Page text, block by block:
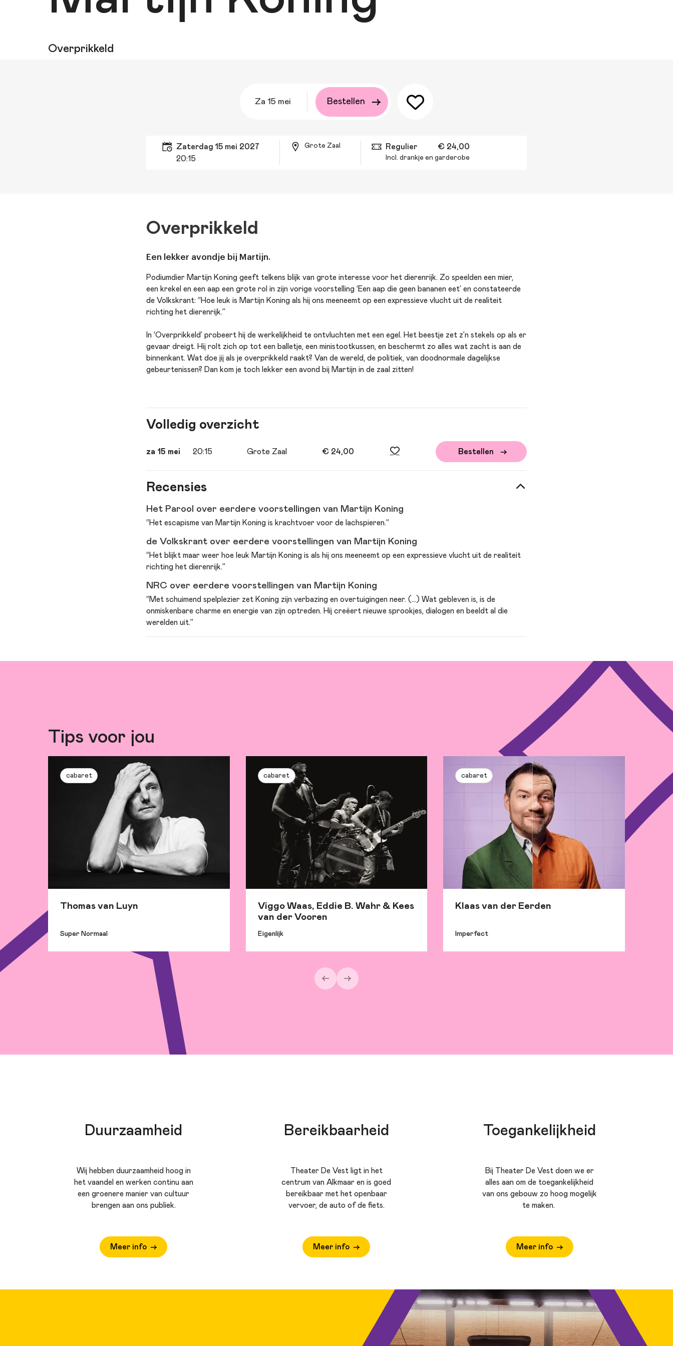
Overprikkeld
za 15 mei Bestellen
zaterdag 15 mei 2027
20:15
Grote Zaal Regulier € 24,00
Incl. drankje en garderobe
Overprikkeld
Een lekker avondje bij Martijn.
Podiumdier Martijn Koning geeft telkens blijk van grote interesse voor het dierenrijk. Zo speelden een mier,
een krekel en een aap een grote rol in zijn vorige voorstelling ‘Een aap die geen bananen eet’ en constateerde
de Volkskrant: “Hoe leuk is Martijn Koning als hij ons meeneemt op een expressieve vlucht uit de realiteit
richting het dierenrijk.”
In ‘Overprikkeld’ probeert hij de werkelijkheid te ontvluchten met een egel. Het beestje zet z’n stekels op als er
gevaar dreigt. Hij rolt zich op tot een balletje, een ministootkussen, en beschermt zo alles wat zacht is aan de
binnenkant. Wat doe jij als je overprikkeld raakt? Van de wereld, de politiek, van doodnormale dagelijkse
gebeurtenissen? Dan kom je toch lekker een avond bij Martijn in de zaal zitten!
Volledig overzicht
za 15 mei 20:15 Grote Zaal € 24,00 Bestellen
Recensies
Het Parool over eerdere voorstellingen van Martijn Koning
“Het escapisme van Martijn Koning is krachtvoer voor de lachspieren.”
de Volkskrant over eerdere voorstellingen van Martijn Koning
“Het blijkt maar weer hoe leuk Martijn Koning is als hij ons meeneemt op een expressieve vlucht uit de realiteit
richting het dierenrijk.”
NRC over eerdere voorstellingen van Martijn Koning
“Met schuimend spelplezier zet Koning zijn verbazing en overtuigingen neer. (…) Wat gebleven is, is de
onmiskenbare charme en energie van zijn optreden. Hij creëert nieuwe sprookjes, dialogen en beeldt al die
werelden uit.”
Tips voor jou
cabaret
Thomas van Luyn
Super Normaal
cabaret
Viggo Waas, Eddie B. Wahr & Kees
van der Vooren
Eigenlijk
cabaret
Klaas van der Eerden
Imperfect
Duurzaamheid
Wij hebben duurzaamheid hoog in
het vaandel en werken continu aan
een groenere manier van cultuur
brengen aan ons publiek.
Meer info
Bereikbaarheid
Theater De Vest ligt in het
centrum van Alkmaar en is goed
bereikbaar met het openbaar
vervoer, de auto of de fiets.
Meer info
Toegankelijkheid
Bij Theater De Vest doen we er
alles aan om de toegankelijkheid
van ons gebouw zo hoog mogelijk
te maken.
Meer info